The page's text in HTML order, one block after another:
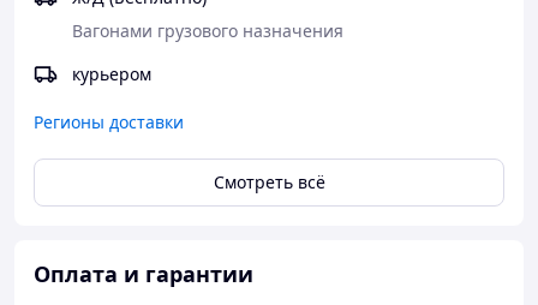
Вагонами грузового назначения
курьером
Регионы доставки
Смотреть всё
Оплата и гарантии